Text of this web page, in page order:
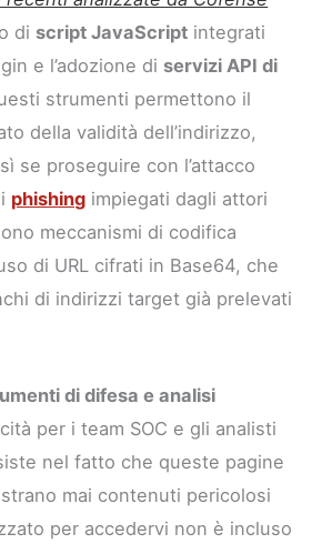
di script JavaScript integrati
e l’adozione di servizi API di
strumenti permettono il
della validità dell’indirizzo,
se proseguire con l’attacco
phishing impiegati dagli attori
meccanismi di codifica
di URL cifrati in Base64, che
di indirizzi target già prelevati
di difesa e analisi
per i team SOC e gli analisti
nel fatto che queste pagine
mai contenuti pericolosi
per accedervi non è incluso